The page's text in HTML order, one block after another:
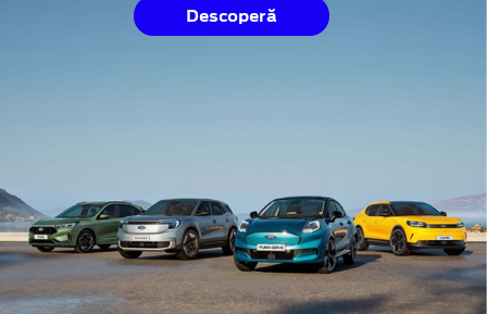
Descoperă